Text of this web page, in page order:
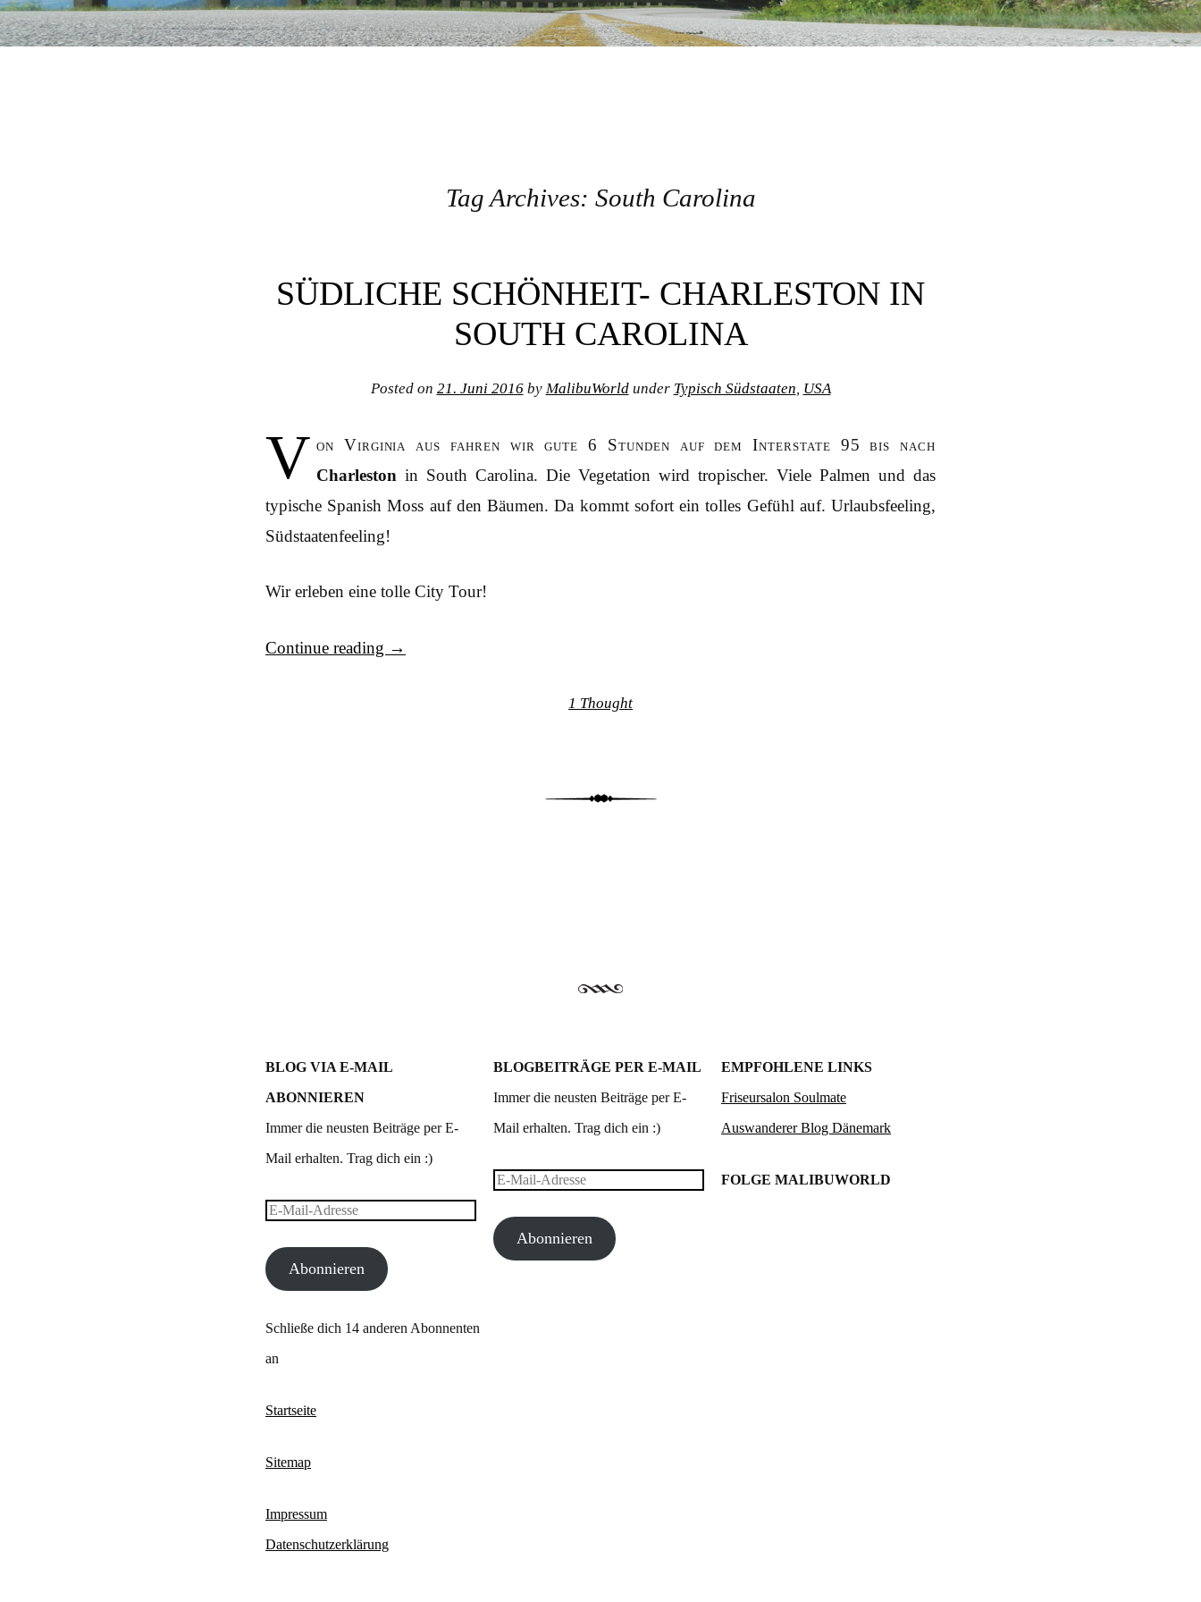
Tag Archives: South Carolina
SÜDLICHE SCHÖNHEIT- CHARLESTON IN
SOUTH CAROLINA
Posted on 21. Juni 2016by MalibuWorldunder Typisch Südstaaten, USA
V on Virginia aus fahren wir gute 6 Stunden auf dem Interstate 95 bis nach
Charleston in South Carolina. Die Vegetation wird tropischer. Viele Palmen und das
typische Spanish Moss auf den Bäumen. Da kommt sofort ein tolles Gefühl auf. Urlaubsfeeling,
Südstaatenfeeling!
Wir erleben eine tolle City Tour!
Continue reading →
1 Thought
BLOG VIA E-MAIL
ABONNIEREN
Immer die neusten Beiträge per E-
Mail erhalten. Trag dich ein :)
E-
AdresseAbonnieren
Schließe dich 14 anderen Abonnenten
an
Startseite
Sitemap
Impressum
Datenschutzerklärung
BLOGBEITRÄGE PER E-MAIL
Immer die neusten Beiträge per E-
Mail erhalten. Trag dich ein :)
E-
AdresseAbonnieren
EMPFOHLENE LINKS
Friseursalon Soulmate
Auswanderer Blog Dänemark
FOLGE MALIBUWORLD